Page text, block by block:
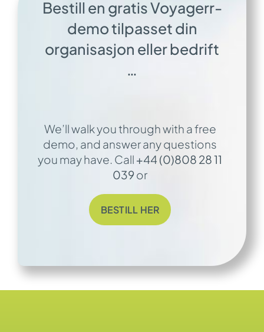
Bestill en gratis Voyagerr-
demo tilpasset din
organisasjon eller bedrift
…
We’ll walk you through with a free
demo, and answer any questions
you may have. Call +44 (0)808 28 11
039or
BESTILL HER